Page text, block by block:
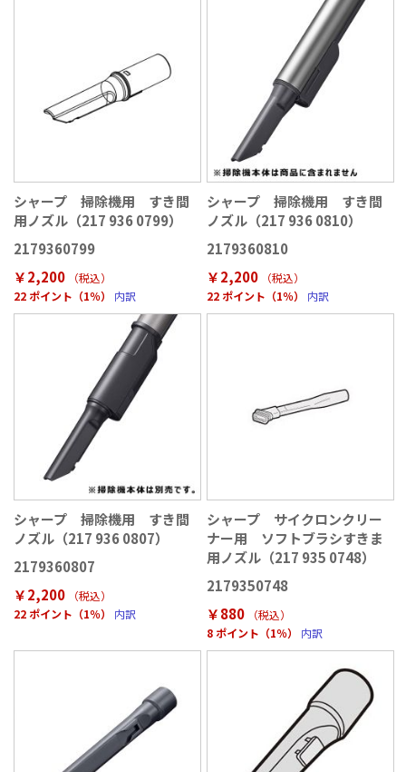
シャープ 掃除機用 すき間
用ノズル（217 936 0799）
2179360799
￥2,200
（税込）
22 ポイント（1％）
内訳
シャープ 掃除機用 すき間
ノズル（217 936 0810）
2179360810
￥2,200
（税込）
22 ポイント（1％）
内訳
シャープ 掃除機用 すき間
ノズル（217 936 0807）
2179360807
￥2,200
（税込）
22 ポイント（1％）
内訳
シャープ サイクロンクリー
ナー用 ソフトブラシすきま
用ノズル（217 935 0748）
2179350748
￥880
（税込）
8 ポイント（1％）
内訳